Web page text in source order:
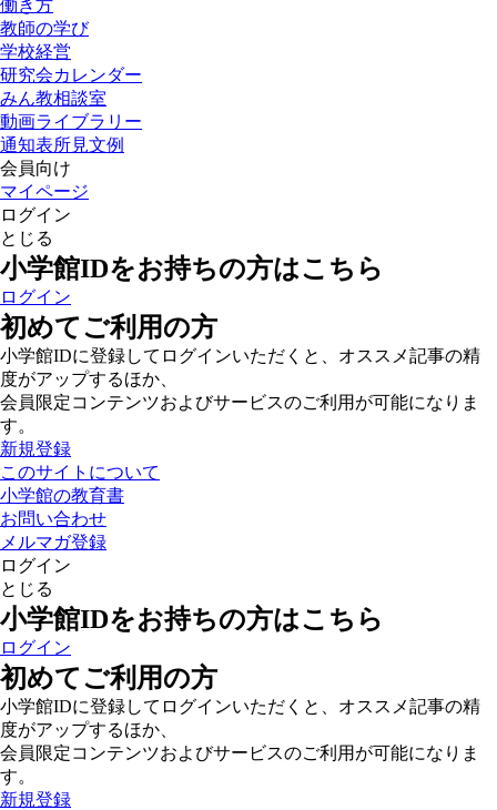
働き方
教師の学び
学校経営
研究会カレンダー
みん教相談室
動画ライブラリー
通知表所見文例
会員向け
マイページ
ログイン
とじる
小学館IDをお持ちの方はこちら
ログイン
初めてご利用の方
小学館IDに登録してログインいただくと、オススメ記事の精
度がアップするほか、
会員限定コンテンツおよびサービスのご利用が可能になりま
す。
新規登録
このサイトについて
小学館の教育書
お問い合わせ
メルマガ登録
ログイン
とじる
小学館IDをお持ちの方はこちら
ログイン
初めてご利用の方
小学館IDに登録してログインいただくと、オススメ記事の精
度がアップするほか、
会員限定コンテンツおよびサービスのご利用が可能になりま
す。
新規登録